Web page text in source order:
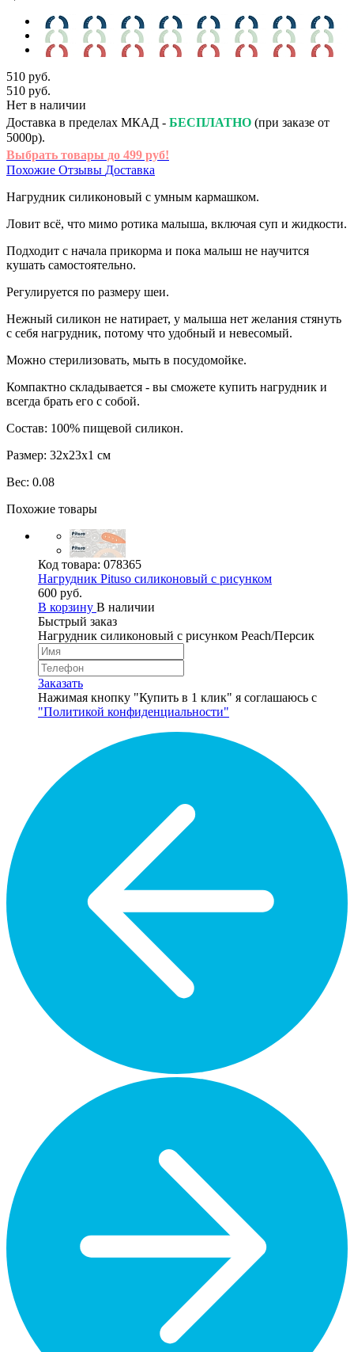
510 руб.
510 руб.
Нет в наличии
Доставка в пределах МКАД - БЕСПЛАТНО (при заказе от
5000р).
Выбрать товары до 499 руб!
Похожие Отзывы Доставка
Нагрудник силиконовый с умным кармашком.
Ловит всё, что мимо ротика малыша, включая суп и жидкости.
Подходит с начала прикорма и пока малыш не научится
кушать самостоятельно.
Регулируется по размеру шеи.
Нежный силикон не натирает, у малыша нет желания стянуть
с себя нагрудник, потому что удобный и невесомый.
Можно стерилизовать, мыть в посудомойке.
Компактно складывается - вы сможете купить нагрудник и
всегда брать его с собой.
Состав: 100% пищевой силикон.
Размер: 32х23х1 см
Вес: 0.08
Похожие товары
Код товара: 078365
Нагрудник Pituso силиконовый с рисунком
600 руб.
В корзину В наличии
Быстрый заказ
Нагрудник силиконовый с рисунком Peach/Персик
Заказать
Нажимая кнопку "Купить в 1 клик" я соглашаюсь с
"Политикой конфиденциальности"